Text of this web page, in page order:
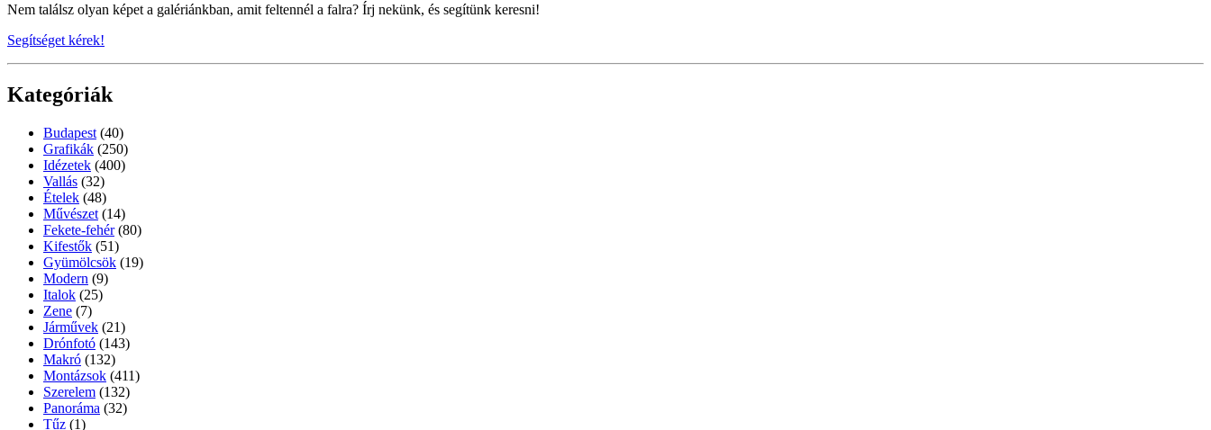
Nem találsz olyan képet a galériánkban, amit feltennél a falra? Írj nekünk, és segítünk keresni!
Segítséget kérek!
Kategóriák
Budapest (40)
Grafikák (250)
Idézetek (400)
Vallás (32)
Ételek (48)
Művészet (14)
Fekete-fehér (80)
Kifestők (51)
Gyümölcsök (19)
Modern (9)
Italok (25)
Zene (7)
Járművek (21)
Drónfotó (143)
Makró (132)
Montázsok (411)
Szerelem (132)
Panoráma (32)
Tűz (1)